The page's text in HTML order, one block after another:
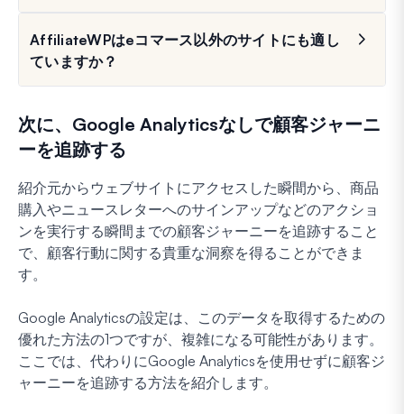
AffiliateWPはeコマース以外のサイトにも適し
ていますか？
次に、Google Analyticsなしで顧客ジャーニ
ーを追跡する
紹介元からウェブサイトにアクセスした瞬間から、商品
購入やニュースレターへのサインアップなどのアクショ
ンを実行する瞬間までの顧客ジャーニーを追跡すること
で、顧客行動に関する貴重な洞察を得ることができま
す。
Google Analyticsの設定は、このデータを取得するための
優れた方法の1つですが、複雑になる可能性があります。
ここでは、代わりにGoogle Analyticsを使用せずに顧客ジ
ャーニーを追跡する方法を紹介します。